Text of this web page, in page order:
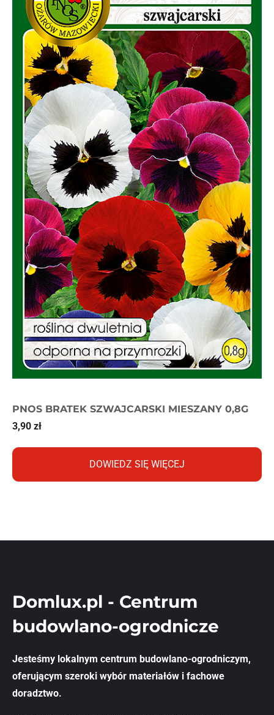
PNOS BRATEK SZWAJCARSKI MIESZANY 0,8G
3,90 zł
DOWIEDZ SIĘ WIĘCEJ
Domlux.pl - Centrum
budowlano-ogrodnicze
Jesteśmy lokalnym centrum budowlano-ogrodniczym,
oferującym szeroki wybór materiałów i fachowe
doradztwo.